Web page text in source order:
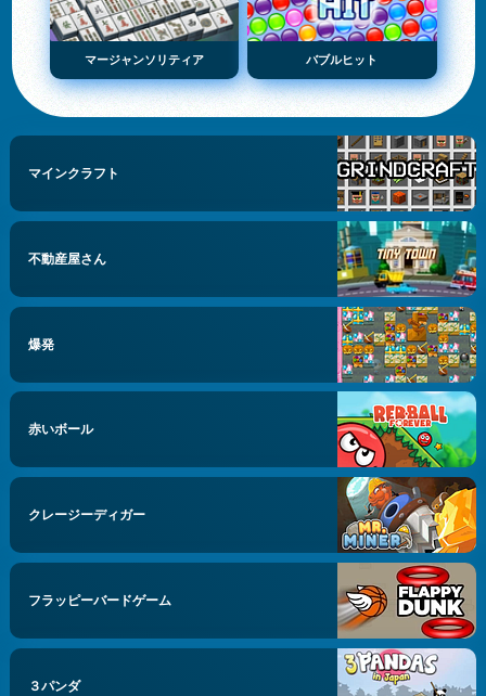
マージャンソリティア バブルヒット
マインクラフト
不動産屋さん
爆発
赤いボール
クレージーディガー
フラッピーバードゲーム
３パンダ